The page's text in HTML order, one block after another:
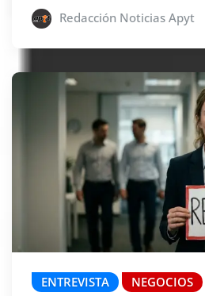
Redacción Noticias Apyt
ENTREVISTA NEGOCIOS